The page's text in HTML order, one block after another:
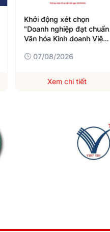
Khởi động xét chọn
"Doanh nghiệp đạt chuẩn
Văn hóa Kinh doanh Việt
07/08/2026
Xem chi tiết